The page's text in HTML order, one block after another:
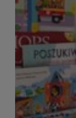
W tej
audiobooki
aby
tytuły i
informacją